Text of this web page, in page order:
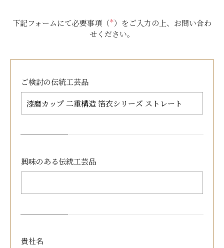
下記フォームにて必要事項（＊）をご入力の上、お問い合わ
せください。
ご検討の伝統工芸品
興味のある伝統工芸品
貴社名